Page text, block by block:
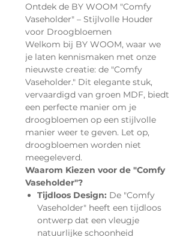
Ontdek de BY WOOM "Comfy
Vaseholder" – Stijlvolle Houder
voor Droogbloemen
Welkom bij BY WOOM, waar we
je laten kennismaken met onze
nieuwste creatie: de "Comfy
Vaseholder." Dit elegante stuk,
vervaardigd van groen MDF, biedt
een perfecte manier om je
droogbloemen op een stijlvolle
manier weer te geven. Let op,
droogbloemen worden niet
meegeleverd.
Waarom Kiezen voor de "Comfy
Vaseholder"?
Tijdloos Design: De "Comfy
Vaseholder" heeft een tijdloos
ontwerp dat een vleugje
natuurlijke schoonheid